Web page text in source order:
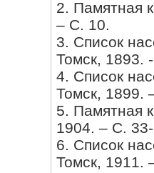
2. Памятная
– С. 10.
3. Список
Томск, 1893.
4. Список
Томск, 1899.
5. Памятная
1904. – С.
6. Список
Томск, 1911.